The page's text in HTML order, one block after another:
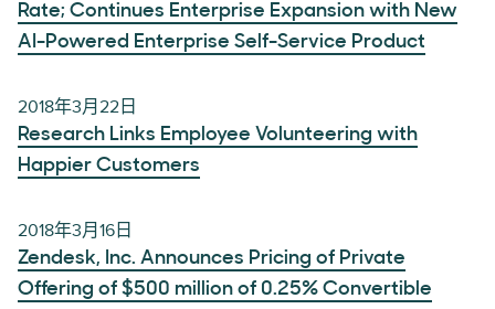
Rate; Continues Enterprise Expansion with New
AI-Powered Enterprise Self-Service Product
2018年3月22日
Research Links Employee Volunteering with
Happier Customers
2018年3月16日
Zendesk, Inc. Announces Pricing of Private
Offering of $500 million of 0.25% Convertible